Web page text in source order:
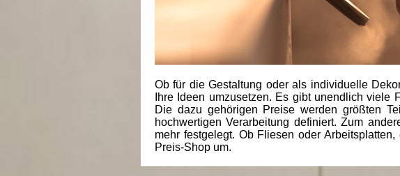
Ob für die Gestaltung oder als individuelle
Ihre Ideen umzusetzen. Es gibt unendlich
Die dazu gehörigen Preise werden größten
hochwertigen Verarbeitung definiert. Zum
mehr festgelegt. Ob Fliesen oder
Preis-Shop um.